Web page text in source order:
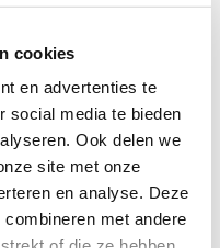
cookies
en advertenties te
social media te bieden
Ook delen we
site met onze
en analyse. Deze
met andere
ONZE TOP
in de frisse lucht
lekker bijverdient!
van het laatste nieuws